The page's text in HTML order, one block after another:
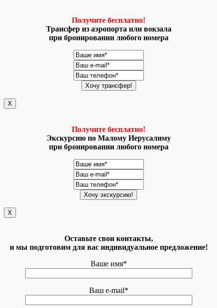
Получите бесплатно!
Трансфер из аэропорта или вокзала
при бронировании любого номера
X
Получите бесплатно!
Экскурсию по Малому Иерусалиму
при бронировании любого номера
X
Оставьте свои контакты,
и мы подготовим для вас индивидуальное предложение!
Ваше имя*
Ваш e-mail*